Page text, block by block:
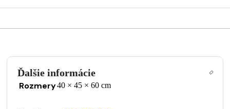
Ďalšie informácie
Rozmery40 × 45 × 60 cm